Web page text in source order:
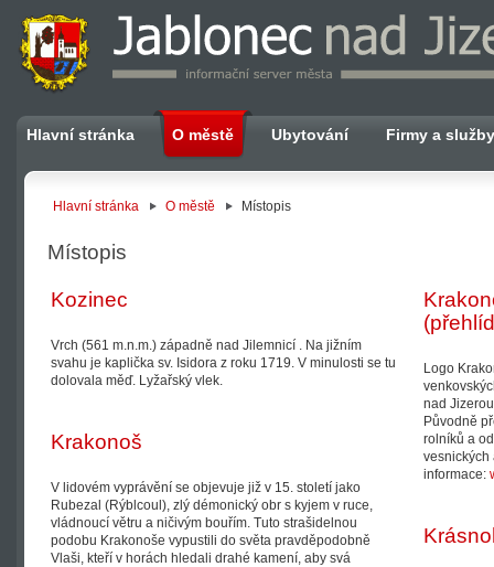
Hlavní stránka O městě Ubytování Firmy a služby
Hlavní stránka O městě Místopis
Místopis
Kozinec
Vrch (561 m.n.m.) západně nad Jilemnicí . Na jižním
svahu je kaplička sv. Isidora z roku 1719. V minulosti se tu
dolovala měď. Lyžařský vlek.
Krakonoš
V lidovém vyprávění se objevuje již v 15. století jako
Rubezal (Rýblcoul), zlý démonický obr s kyjem v ruce,
vládnoucí větru a ničivým bouřím. Tuto strašidelnou
podobu Krakonoše vypustili do světa pravděpodobně
Vlaši, kteří v horách hledali drahé kamení, aby svá
Logo
nad
Původně
rolníků a
vesnických
informace: